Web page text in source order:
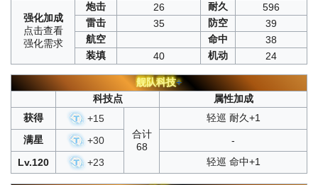
强化加成
点击查看
强化需求
炮击 26 耐久
596
雷击
35 防空
39
航空
命中
38
装填
40 机动 24
舰队科技+
科技点
属性加成
获得
+15
合计
68
轻巡 耐久+1
满星
+30
-
Lv.120
+23 轻巡 命中+1